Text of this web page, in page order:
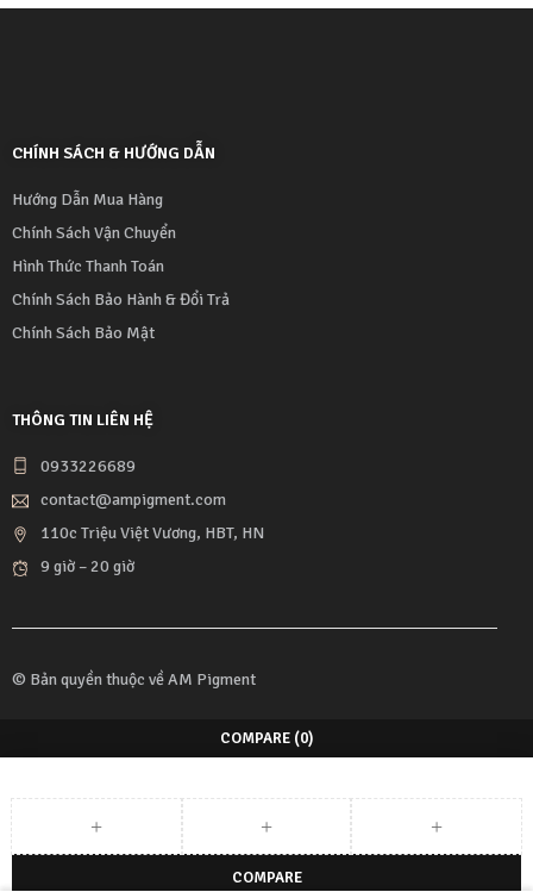
CHÍNH SÁCH & HƯỚNG DẪN
Hướng Dẫn Mua Hàng
Chính Sách Vận Chuyển
Hình Thức Thanh Toán
Chính Sách Bảo Hành & Đổi Trả
Chính Sách Bảo Mật
THÔNG TIN LIÊN HỆ
0933226689
contact@ampigment.com
110c Triệu Việt Vương, HBT, HN
9 giờ – 20 giờ
© Bản quyền thuộc vềAM Pigment
COMPARE (0)
COMPARE